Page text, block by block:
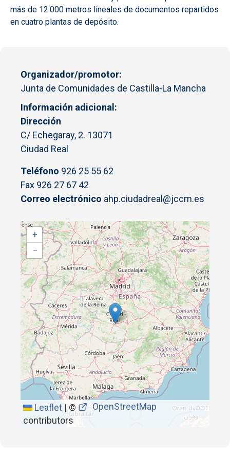
más de 12.000 metros lineales de documentos repartidos
en cuatro plantas de depósito.
Organizador/promotor
Junta de Comunidades de Castilla-La Mancha
Información adicional
Dirección
C/ Echegaray, 2. 13071
Ciudad Real
Teléfono 926 25 55 62
Fax 926 27 67 42
Correo electrónico ahp.ciudadreal@jccm.es
+
−
Leaflet | ©
OpenStreetMap
contributors